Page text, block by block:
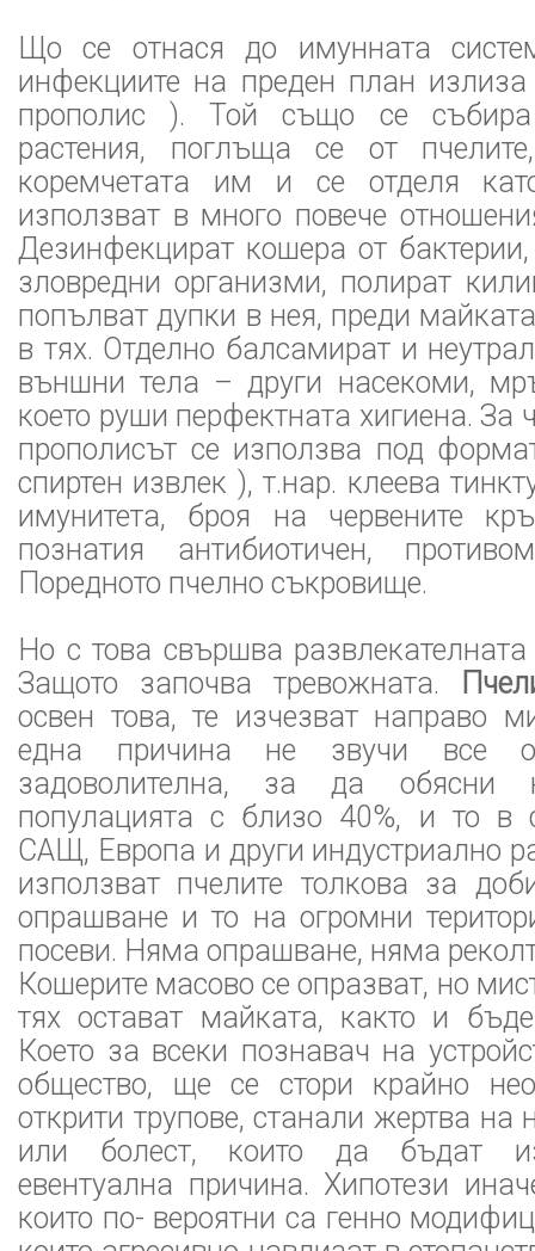
Що се отнася до имунната
инфекциите на преден план
прополис ). Той също се събира
растения, поглъща се от
коремчетата им и се отделя
използват в много повече
Дезинфекцират кошера от
зловредни организми, полират
попълват дупки в нея, преди
в тях. Отделно балсамират и
външни тела – други насекоми,
което руши перфектната хигиена. За
прополисът се използва под
спиртен извлек ), т.нар. клеева
имунитета, броя на червените
познатия антибиотичен,
Поредното пчелно съкровище.
Но с това свършва
Защото започва тревожната.
освен това, те изчезват направо
една причина не звучи все
задоволителна, за да обясни
популацията с близо 40%, и то в
САЩ, Европа и други индустриално
използват пчелите толкова за
опрашване и то на огромни
посеви. Няма опрашване, няма
Кошерите масово се опразват, но
тях остават майката, както и
Което за всеки познавач на
общество, ще се стори крайно
открити трупове, станали жертва на
или болест, които да бъдат
евентуална причина. Хипотези
които по- вероятни са генно